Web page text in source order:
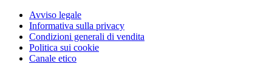
Avviso legale
Informativa sulla privacy
Condizioni generali di vendita
Politica sui cookie
Canale etico